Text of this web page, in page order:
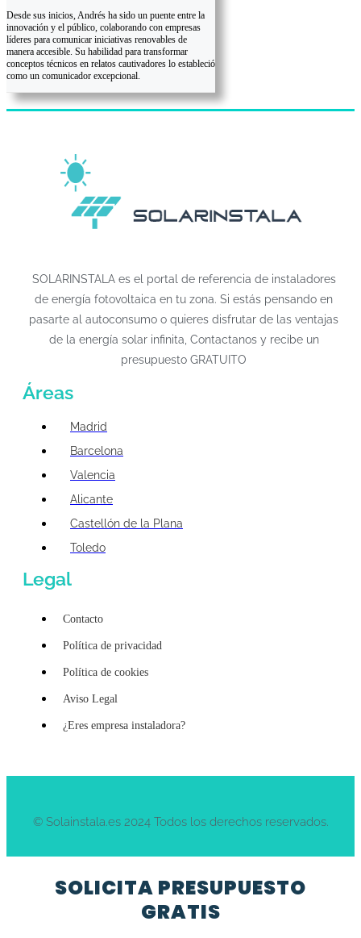
Desde sus inicios, Andrés ha sido un puente entre la
innovación y el público, colaborando con empresas
líderes para comunicar iniciativas renovables de
manera accesible. Su habilidad para transformar
conceptos técnicos en relatos cautivadores lo estableció
como un comunicador excepcional.
SOLARINSTALA es el portal de referencia de instaladores
de energía fotovoltaica en tu zona. Si estás pensando en
pasarte al autoconsumo o quieres disfrutar de las ventajas
de la energía solar infinita, Contactanos y recibe un
presupuesto GRATUITO
Áreas
Madrid
Barcelona
Valencia
Alicante
Castellón de la Plana
Toledo
Legal
Contacto
Política de privacidad
Política de cookies
Aviso Legal
¿Eres empresa instaladora?
© Solainstala.es 2024 Todos los derechos reservados.
SOLICITA PRESUPUESTO
GRATIS